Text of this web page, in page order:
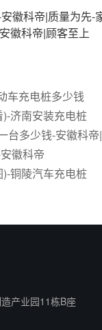
徽科帝|质量为先-
徽科帝|顾客至上
车充电桩多少钱
济南安装充电桩
徽科帝
铜陵汽车充电桩
产业园11栋B座